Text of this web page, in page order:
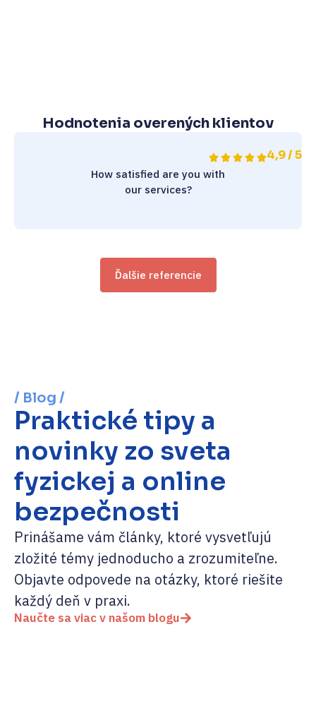
Hodnotenia overených klientov
4,9 / 5
How satisfied are you with
our services?
Ďalšie referencie
/ Blog /
Praktické tipy a
novinky zo sveta
fyzickej a online
bezpečnosti
Prinášame vám články, ktoré vysvetľujú
zložité témy jednoducho a zrozumiteľne.
Objavte odpovede na otázky, ktoré riešite
každý deň v praxi.
Naučte sa viac v našom blogu